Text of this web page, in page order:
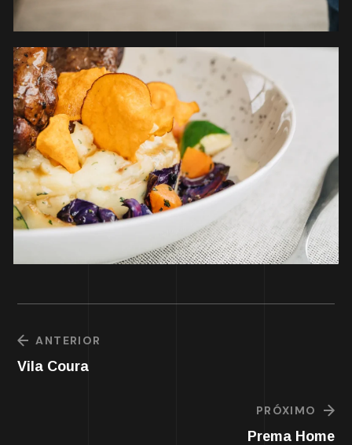
ANTERIOR
Vila Coura
PRÓXIMO
Prema Home